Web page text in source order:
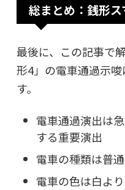
総まとめ：銭形
最後に、この記事で
形4」の電車通過示
す。
電車通過演出は
する重要演出
電車の種類は普
電車の色は白よ